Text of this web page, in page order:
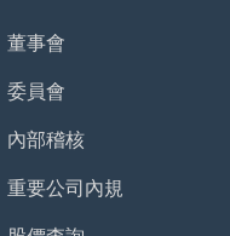
董事會
委員會
內部稽核
重要公司內規